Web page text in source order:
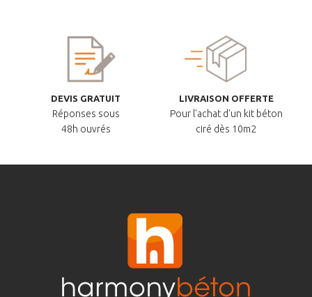
DEVIS GRATUIT
Réponses sous
48h ouvrés
LIVRAISON OFFERTE
Pour l'achat d'un kit béton
ciré dès 10m2